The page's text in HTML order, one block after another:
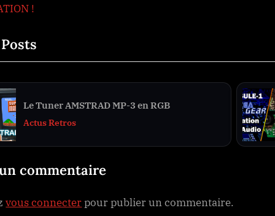
!
Réparé sa GameGear: la carte Audio
Tuto et Réparation
commentaire
vous connecterpour publier un commentaire.